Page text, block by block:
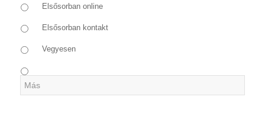
Elsősorban online
Elsősorban kontakt
Vegyesen